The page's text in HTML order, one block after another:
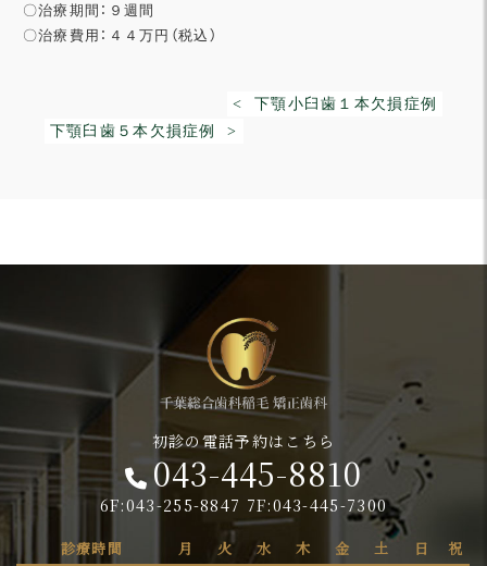
〇治療期間：９週間
〇治療費用：４４万円（税込）
< 下顎小臼歯１本欠損症例
下顎臼歯５本欠損症例 >
初診の電話予約はこちら
043-445-8810
6F:043-255-8847 7F:043-445-7300
診療時間 月 火 水 木 金 土 日 祝